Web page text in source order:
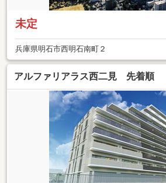
未定
兵庫県明石市西明石南町２
アルファリアラス西二見 先着順